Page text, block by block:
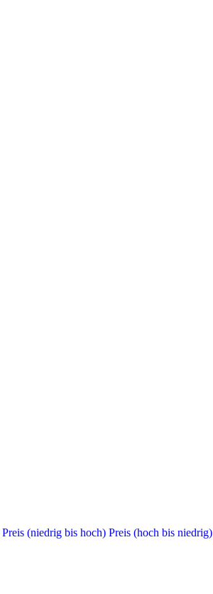
Preis (niedrig bis hoch) Preis (hoch bis niedrig)